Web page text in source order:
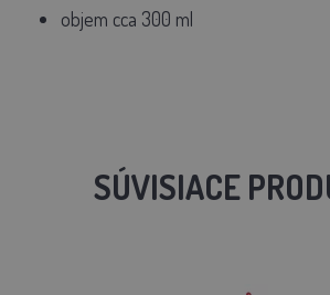
objem cca 300 ml
SÚVISIACE